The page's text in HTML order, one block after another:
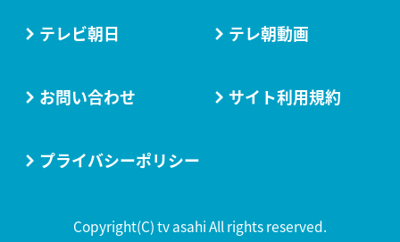
テレビ朝日 テレ朝動画
お問い合わせ サイト利用規約
プライバシーポリシー
Copyright(C) tv asahi All rights reserved.